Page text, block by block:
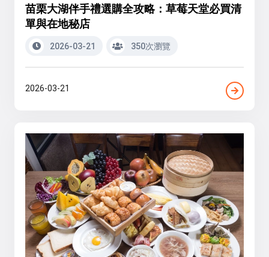
苗栗大湖伴手禮選購全攻略：草莓天堂必買清
單與在地秘店
2026-03-21 350次瀏覽
2026-03-21